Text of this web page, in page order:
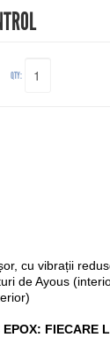
QTY:
cu vibrații
de Ayous
FIECARE